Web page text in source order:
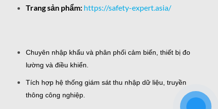
Trang sản phẩm: https://safety-expert.asia/
Chuyên nhập khẩu và phân phối cảm biến, thiết bị đo
lường và điều khiển.
Tích hợp hệ thống giám sát thu nhập dữ liệu, truyền
thông công nghiệp.